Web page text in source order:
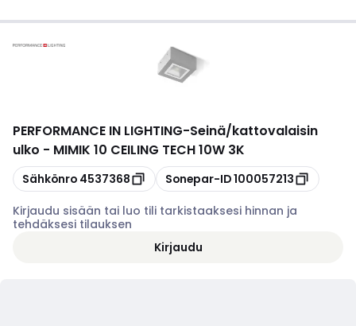
PERFORMANCE IN LIGHTING-Seinä/kattovalaisin
ulko - MIMIK 10 CEILING TECH 10W 3K
Kopioi
Sähkönro 4537368 Kopioi
Sonepar-ID100057213
Kirjaudu sisään tai luo tili tarkistaaksesi hinnan ja
tehdäksesi tilauksen
Kirjaudu